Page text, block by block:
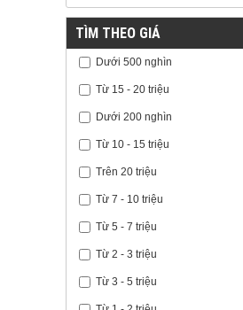
TÌM THEO GIÁ
Dưới 500 nghìn
Từ 15 - 20 triệu
Dưới 200 nghìn
Từ 10 - 15 triệu
Trên 20 triệu
Từ 7 - 10 triệu
Từ 5 - 7 triệu
Từ 2 - 3 triệu
Từ 3 - 5 triệu